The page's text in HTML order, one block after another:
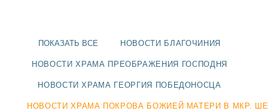
ПОКАЗАТЬ ВСЕ НОВОСТИ БЛАГОЧИНИЯ
НОВОСТИ ХРАМА ПРЕОБРАЖЕНИЯ ГОСПОДНЯ
НОВОСТИ ХРАМА ГЕОРГИЯ ПОБЕДОНОСЦА
НОВОСТИ ХРАМА ПОКРОВА БОЖИЕЙ МАТЕРИ В МКР.